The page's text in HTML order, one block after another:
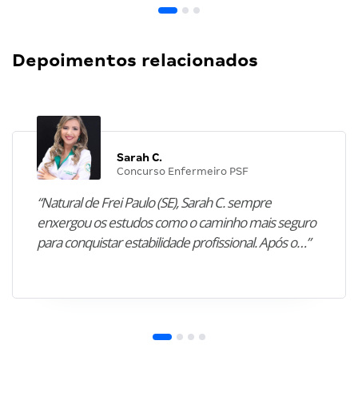
Depoimentos relacionados
Sarah C.
Concurso Enfermeiro PSF
“Natural de Frei Paulo (SE), Sarah C. sempre
enxergou os estudos como o caminho mais seguro
para conquistar estabilidade profissional. Após o…”